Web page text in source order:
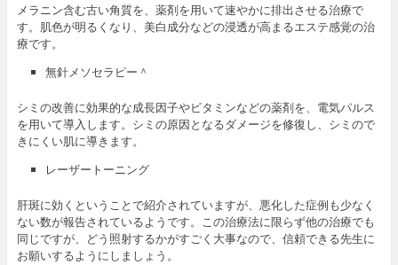
メラニン含む古い角質を、薬剤を用いて速やかに排出させる治療で
す。肌色が明るくなり、美白成分などの浸透が高まるエステ感覚の治
療です。
無針メソセラピー＾
シミの改善に効果的な成長因子やビタミンなどの薬剤を、電気パルス
を用いて導入します。シミの原因となるダメージを修復し、シミので
きにくい肌に導きます。
レーザートーニング
肝斑に効くということで紹介されていますが、悪化した症例も少なく
ない数が報告されているようです。この治療法に限らず他の治療でも
同じですが、どう照射するかがすごく大事なので、信頼できる先生に
お願いするようにしましょう。